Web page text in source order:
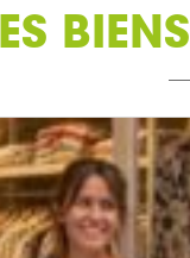
BIENS